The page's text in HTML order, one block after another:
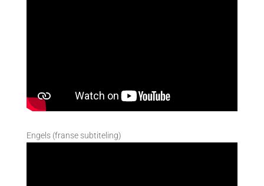
Engels (franse subtiteling)